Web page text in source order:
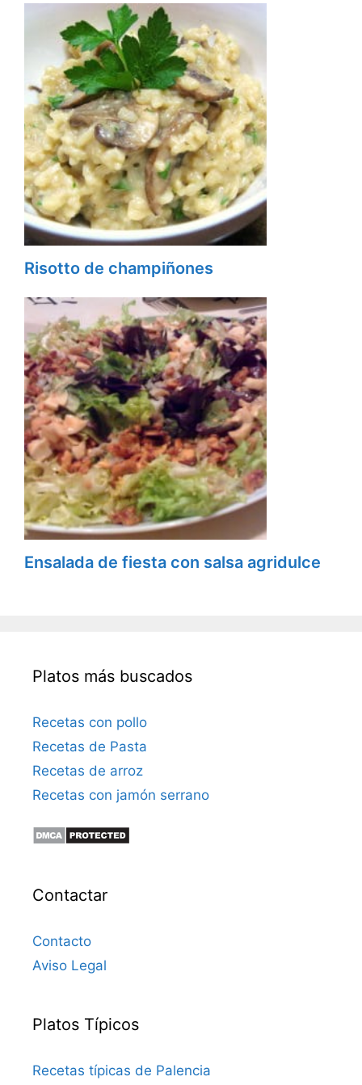
Risotto de champiñones
Ensalada de fiesta con salsa agridulce
Platos más buscados
Recetas con pollo
Recetas de Pasta
Recetas de arroz
Recetas con jamón serrano
Contactar
Contacto
Aviso Legal
Platos Típicos
Recetas típicas de Palencia